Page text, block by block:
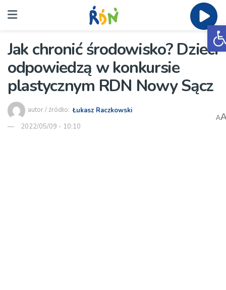
Jak chronić środowisko? Dzieci
odpowiedzą w konkursie
plastycznym RDN Nowy Sącz
autor / źródło: Łukasz Raczkowski
2022/05/09 - 10:10
A